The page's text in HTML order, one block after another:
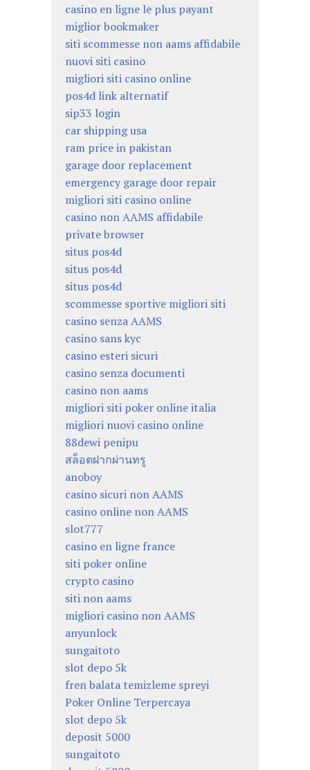
casino en ligne le plus payant
miglior bookmaker
siti scommesse non aams affidabile
nuovi siti casino
migliori siti casino online
pos4d link alternatif
sip33 login
car shipping usa
ram price in pakistan
garage door replacement
emergency garage door repair
migliori siti casino online
casino non AAMS affidabile
private browser
situs pos4d
situs pos4d
situs pos4d
scommesse sportive migliori siti
casino senza AAMS
casino sans kyc
casino esteri sicuri
casino senza documenti
casino non aams
migliori siti poker online italia
migliori nuovi casino online
88dewi penipu
สล็อตฝากผ่านทรู
anoboy
casino sicuri non AAMS
casino online non AAMS
slot777
casino en ligne france
siti poker online
crypto casino
siti non aams
migliori casino non AAMS
anyunlock
sungaitoto
slot depo 5k
fren balata temizleme spreyi
Poker Online Terpercaya
slot depo 5k
deposit 5000
sungaitoto